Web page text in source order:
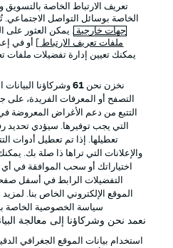
it's meant to be
تطبيق الدوري
Official Partners
تعريف الارتباط الخاصة بالتسويق
الخاصة بوسائل التواصل
جهات خارجية . يمكن العثور على
ملفات تعريف الارتباط
] أو في
يمكنك تعيين إدارة تفضيلات ملفات
نخزن نحن 61وشركاؤنا
التصفح أو المعرفات الفريدة،
التتبع من دعم الأغراض المعروضة في
التي يجب توفيرها. سيؤدي
تعطيلها. إذا تم تعطيل أدوات
والإعلانات التي تراها ذا صلة بك.
اختياراتك أو سحب الموافقة في
التفضيلات الرابط في أسفل
الموقع الإلكتروني الخاص بنا.
سياسة الخصوصية الخاصة
نعمد نحن وشركاؤنا إلى معالجة
استخدام بيانات الموقع الجغرافي